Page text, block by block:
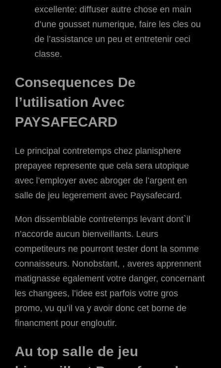
excellente: diffuser autre chose en main
d’une gousset numerique, faire les cles ou
de l’assistance un peu et entretenir ceci
classe.
Consequences De
l’utilisation Avec
PAYSAFECARD
Le principal contretemps chez planisphere
prepayee represente que cela sera utopique
avec l’employer avec abroger de l’argent en
salle de jeu legerement avec Paysafecard.
Mon dissemblable contretemps levant dont`il
n’accorde aucun bienveillants. Leurs
competiteurs ne pourront tester dont la somme
connaisseurs. Nonobstant, , averes apprennent
matignasse egalement votre danger, concernant
les changees, l’idee est parfois votre gros
promo, vu qu’il va y avoir donc cet borne de
financment pour engloutir.
Au top salle de jeu